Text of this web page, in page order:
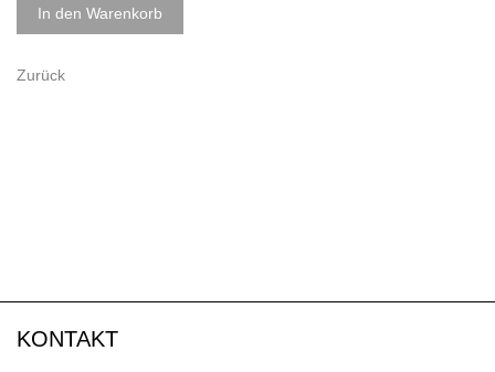
In den Warenkorb
Zurück
KONTAKT